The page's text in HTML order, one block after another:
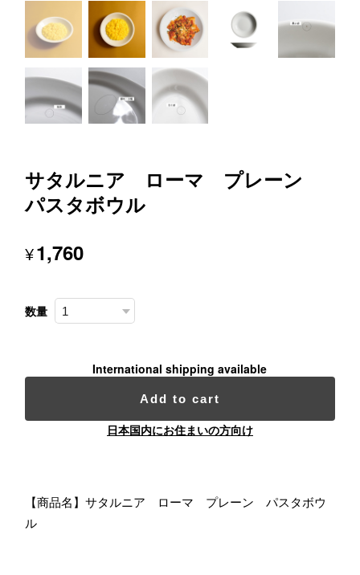
サタルニア ローマ プレーン
パスタボウル
¥1,760
数量
International shipping available
Add to cart
日本国内にお住まいの方向け
【商品名】サタルニア ローマ プレーン パスタボウ
ル